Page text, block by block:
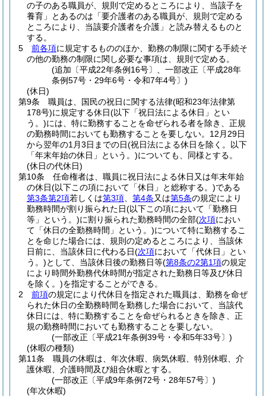
の子のある職員が、規則で定めるところにより、当該子を
養育」とあるのは「要介護者のある職員が、規則で定める
ところにより、当該要介護者を介護」と読み替えるものと
する。
5
前各項に規定するもののほか、勤務の制限に関する手続そ
の他の勤務の制限に関し必要な事項は、規則で定める。
(追加〔平成22年条例16号〕、一部改正〔平成28年
条例57号・29年6号・令和7年4号〕)
(休日)
第9条
職員は、国民の祝日に関する法律(昭和23年法律第
178号)に規定する休日(以下「祝日法による休日」とい
う。)には、特に勤務することを命ぜられる者を除き、正規
の勤務時間においても勤務することを要しない。 12月29日
から翌年の1月3日までの日(祝日法による休日を除く。以下
「年末年始の休日」という。)についても、同様とする。
(休日の代休日)
第10条
任命権者は、職員に祝日法による休日又は年末年始
の休日(以下この項において「休日」と総称する。)である
第3条第2項若しくは第3項 第4条又は第5条の規定により
勤務時間が割り振られた日(以下この項において「勤務日
等」という。)に割り振られた勤務時間の全部(次項におい
て「休日の全勤務時間」という。)について特に勤務するこ
とを命じた場合には、規則の定めるところにより、当該休
日前に、当該休日に代わる日(次項において「代休日」とい
う。)として、当該休日後の勤務日等(第8条の2第1項の規定
により時間外勤務代休時間が指定された勤務日等及び休日
を除く。)を指定することができる。
2
前項の規定により代休日を指定された職員は、勤務を命ぜ
られた休日の全勤務時間を勤務した場合において、当該代
休日には、特に勤務することを命ぜられるときを除き、正
規の勤務時間においても勤務することを要しない。
(一部改正〔平成21年条例39号・令和5年33号〕)
(休暇の種類)
第11条
職員の休暇は、年次休暇、病気休暇、特別休暇、介
護休暇、介護時間及び組合休暇とする。
(一部改正〔平成9年条例72号・28年57号〕)
(年次休暇)